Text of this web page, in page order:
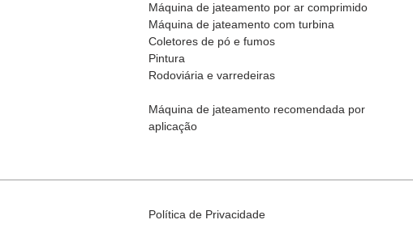
Máquina de jateamento por ar comprimido
Máquina de jateamento com turbina
Coletores de pó e fumos
Pintura
Rodoviária e varredeiras
Máquina de jateamento recomendada por
aplicação
Política de Privacidade